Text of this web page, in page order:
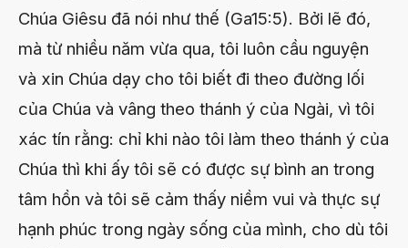
Chúa Giêsu đã nói như thế (Ga15:5). Bởi lẽ đó,
mà từ nhiều năm vừa qua, tôi luôn cầu nguyện
và xin Chúa dạy cho tôi biết đi theo đường lối
của Chúa và vâng theo thánh ý của Ngài, vì tôi
xác tín rằng: chỉ khi nào tôi làm theo thánh ý của
Chúa thì khi ấy tôi sẽ có được sự bình an trong
tâm hồn và tôi sẽ cảm thấy niềm vui và thực sự
hạnh phúc trong ngày sống của mình, cho dù tôi